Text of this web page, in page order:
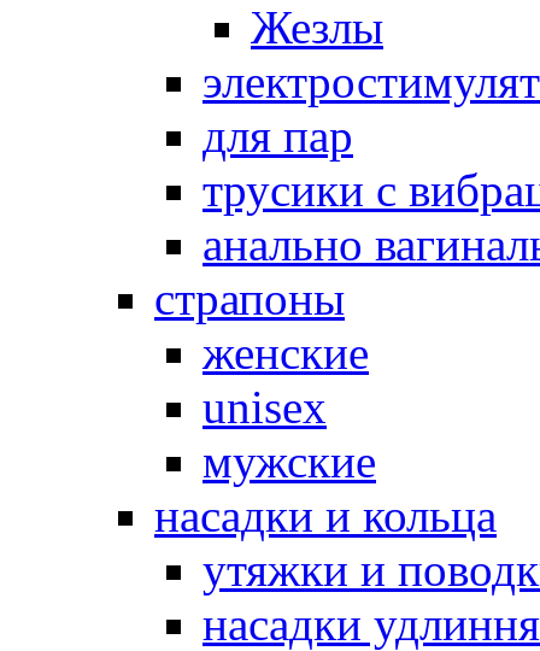
Жезлы
для пар
трусики с
анально
страпоны
женские
unisex
мужские
насадки и кольца
утяжки и
насадки